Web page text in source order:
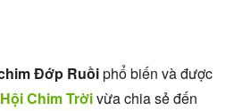
Đớp Ruồiphổ biến và được
Hội Chim Trờivừa chia sẻ đến